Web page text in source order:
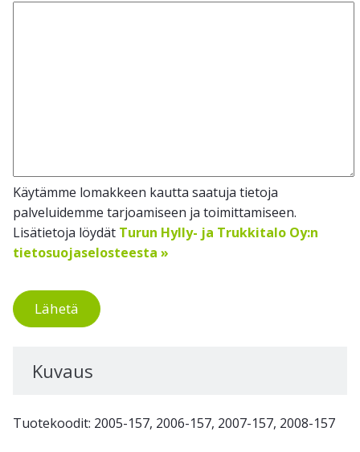
Käytämme lomakkeen kautta saatuja tietoja
palveluidemme tarjoamiseen ja toimittamiseen.
Lisätietoja löydät Turun Hylly- ja Trukkitalo Oy:n
tietosuojaselosteesta »
Lähetä
Kuvaus
Tuotekoodit: 2005-157, 2006-157, 2007-157, 2008-157